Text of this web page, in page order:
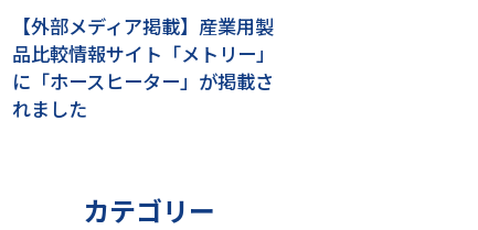
【外部メディア掲載】産業用製
品比較情報サイト「メトリー」
に「ホースヒーター」が掲載さ
れました
カテゴリー